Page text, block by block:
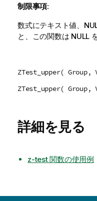
制限事項:
数式にテキスト値、
と、この関数は NULL
ZTest_upper( Group,
ZTest_upper(
詳細を見る
z-test 関数の使用例